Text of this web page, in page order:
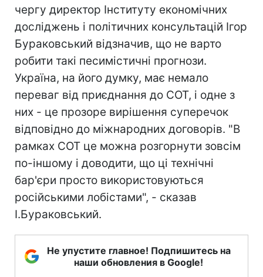
чергу директор Інституту економічних
досліджень і політичних консультацій Ігор
Бураковський відзначив, що не варто
робити такі песимістичні прогнози.
Україна, на його думку, має немало
переваг від приєднання до СОТ, і одне з
них - це прозоре вирішення суперечок
відповідно до міжнародних договорів. "В
рамках СОТ це можна розгорнути зовсім
по-іншому і доводити, що ці технічні
бар'єри просто використовуються
російськими лобістами", - сказав
І.Бураковський.
Не упустите главное! Подпишитесь на
наши обновления в Google!